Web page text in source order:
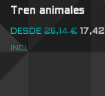
Tren animales
DESDE 26,14€ 17,42
INCL